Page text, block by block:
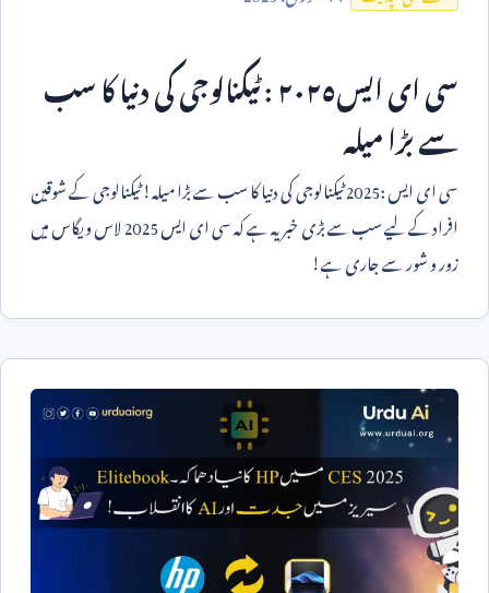
سی ای ایس٢٠٢٥ : ٹیکنالوجی کی دنیا کا سب
سے بڑا میلہ
سی ای ایس2025:ٹیکنالوجی کی دنیا کا سب سے بڑا میلہ! ٹیکنالوجی کے شوقین
افراد کے لیے سب سے بڑی خبر یہ ہے کہ سی ای ایس2025لاس ویگاس میں
زور و شور سے جاری ہے!